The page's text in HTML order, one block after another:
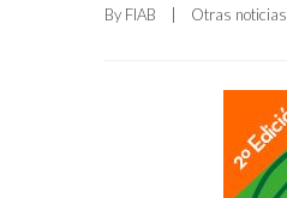
By FIAB Otras noticias